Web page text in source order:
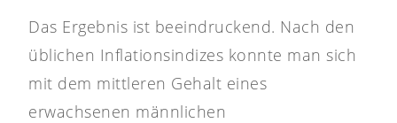
Das Ergebnis ist beeindruckend. Nach den
üblichen Inflationsindizes konnte man sich
mit dem mittleren Gehalt eines
erwachsenen männlichen